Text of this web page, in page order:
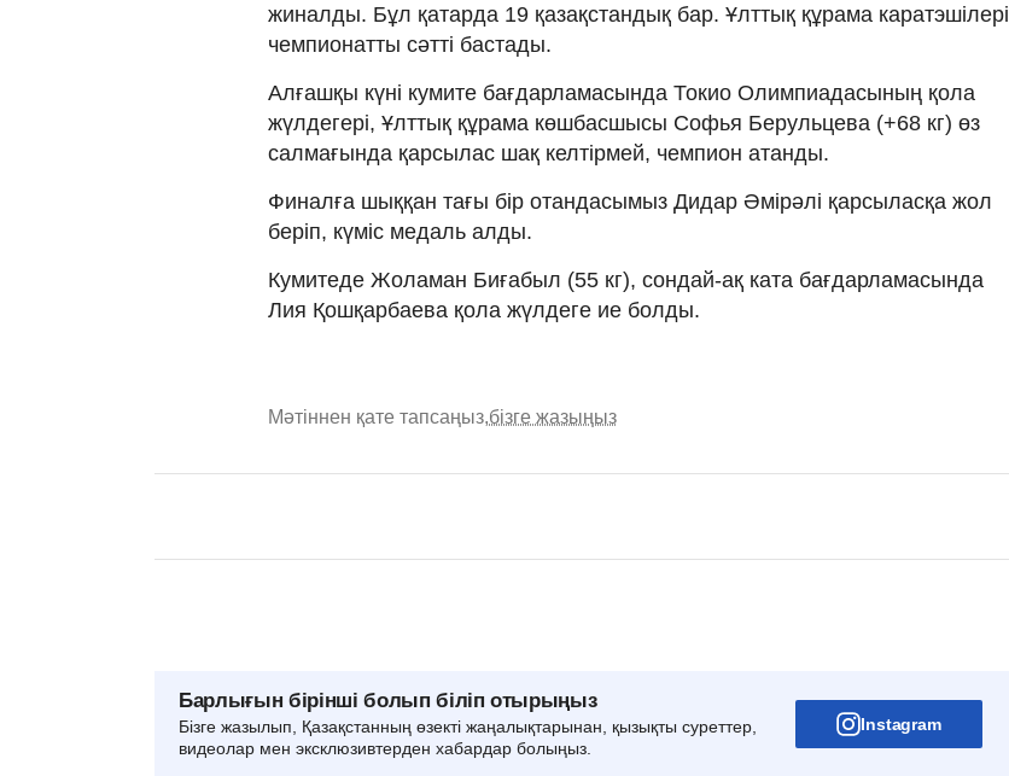
жиналды. Бұл қатарда 19 қазақстандық бар. Ұлттық құрама каратэшілері
чемпионатты сәтті бастады.
Алғашқы күні кумите бағдарламасында Токио Олимпиадасының қола
жүлдегері, Ұлттық құрама көшбасшысы Софья Берульцева (+68 кг) өз
салмағында қарсылас шақ келтірмей, чемпион атанды.
Финалға шыққан тағы бір отандасымыз Дидар Әмірәлі қарсыласқа жол
беріп, күміс медаль алды.
Кумитеде Жоламан Биғабыл (55 кг), сондай-ақ ката бағдарламасында
Лия Қошқарбаева қола жүлдеге ие болды.
Мәтіннен қате тапсаңыз,бізге жазыңыз
Барлығын бірінші болып біліп отырыңыз
Бізге жазылып, Қазақстанның өзекті жаңалықтарынан, қызықты суреттер,
видеолар мен эксклюзивтерден хабардар болыңыз.
Instagram